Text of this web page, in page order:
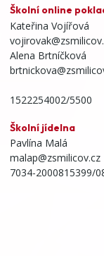
Školní online
Kateřina Vojířová
Alena Brtníčková
1522254002/5500
Školní jídelna
Pavlína Malá
malap@zsmilicov.cz
7034-2000815399/